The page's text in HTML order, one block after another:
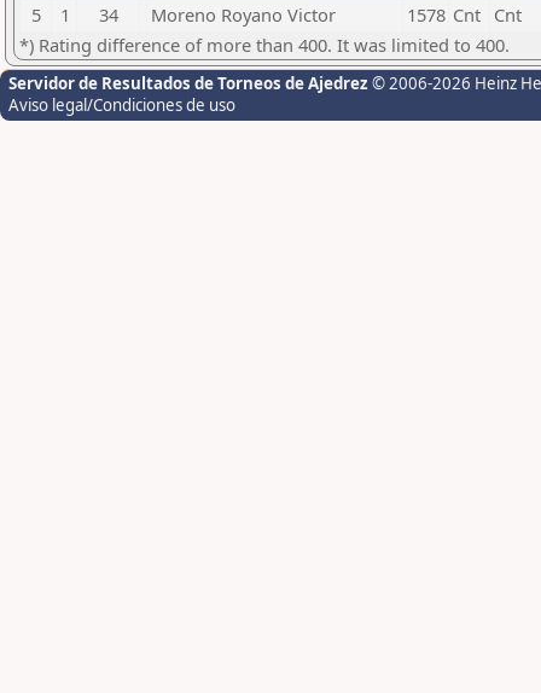
5
1 34 Moreno Royano Victor 1578 Cnt Cnt
*) Rating difference of more than 400. It was limited to 400.
Servidor de Resultados de Torneos de Ajedrez © 2006-2026 Heinz
Aviso legal/Condiciones de uso